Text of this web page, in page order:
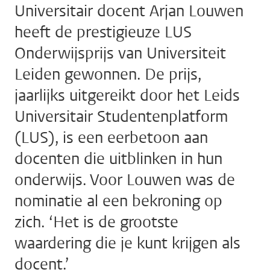
Universitair docent Arjan Louwen
heeft de prestigieuze LUS
Onderwijsprijs van Universiteit
Leiden gewonnen. De prijs,
jaarlijks uitgereikt door het Leids
Universitair Studentenplatform
(LUS), is een eerbetoon aan
docenten die uitblinken in hun
onderwijs. Voor Louwen was de
nominatie al een bekroning op
zich. ‘Het is de grootste
waardering die je kunt krijgen als
docent.’